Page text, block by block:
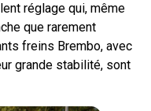
réglage qui, même
que rarement
freins Brembo, avec
grande stabilité, sont